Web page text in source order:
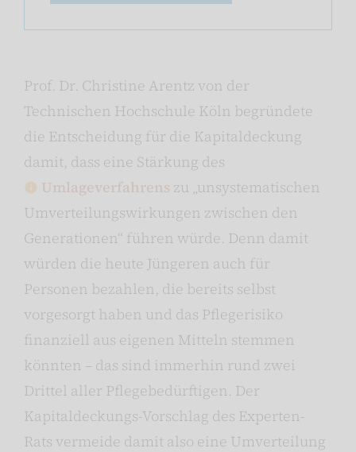
Prof. Dr. Christine Arentz von der
Technischen Hochschule Köln begründete
die Entscheidung für die Kapitaldeckung
damit, dass eine Stärkung des
Umlageverfahrens zu „unsystematischen
Umverteilungswirkungen zwischen den
Generationen“ führen würde. Denn damit
würden die heute Jüngeren auch für
Personen bezahlen, die bereits selbst
vorgesorgt haben und das Pflegerisiko
finanziell aus eigenen Mitteln stemmen
könnten – das sind immerhin rund zwei
Drittel aller Pflegebedürftigen. Der
Kapitaldeckungs-Vorschlag des Experten-
Rats vermeide damit also eine Umverteilung